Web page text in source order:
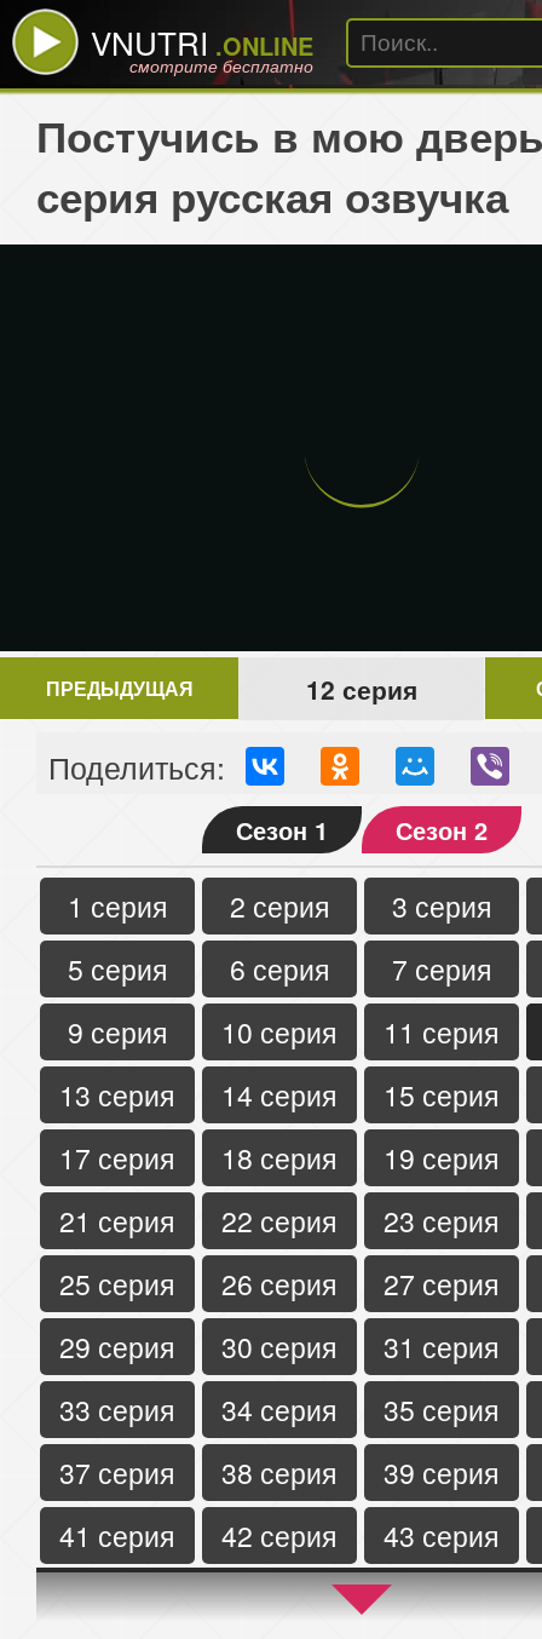
VNUTRI .ONLINE
смотрите бесплатно
Постучись в мою
серия русская озвучка
ПРЕДЫДУЩАЯ 12 серия
Поделиться:
Сезон 1 Сезон 2
1 серия 2 серия
3 серия
5 серия
6 серия
7 серия
9 серия
10 серия
11 серия
13 серия
14 серия
15 серия
17 серия
18 серия
19 серия
21 серия
22 серия
23 серия
25 серия
26 серия
27 серия
29 серия
30 серия
31 серия
33 серия
34 серия
35 серия
37 серия
38 серия
39 серия
41 серия
42 серия
43 серия
45 серия
46 серия
47 серия